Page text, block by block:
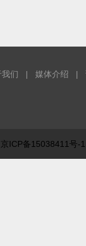
我们 | 媒体介绍 |
京ICP备15038411号-1